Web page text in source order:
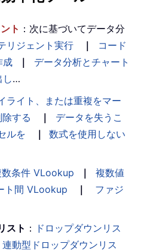
ト ：次に基づいてデータ分
リジェント実行 ｜
コード
成 ｜
データ分析とチャート
…
ライト、または重複をマー
する ｜
データを失うこ
ルを
｜
数式を使用しない
数条件 VLookup ｜
複数値
ト間 VLookup ｜
ファジ
スト ： ドロップダウンリス
連動型ドロップダウンリス